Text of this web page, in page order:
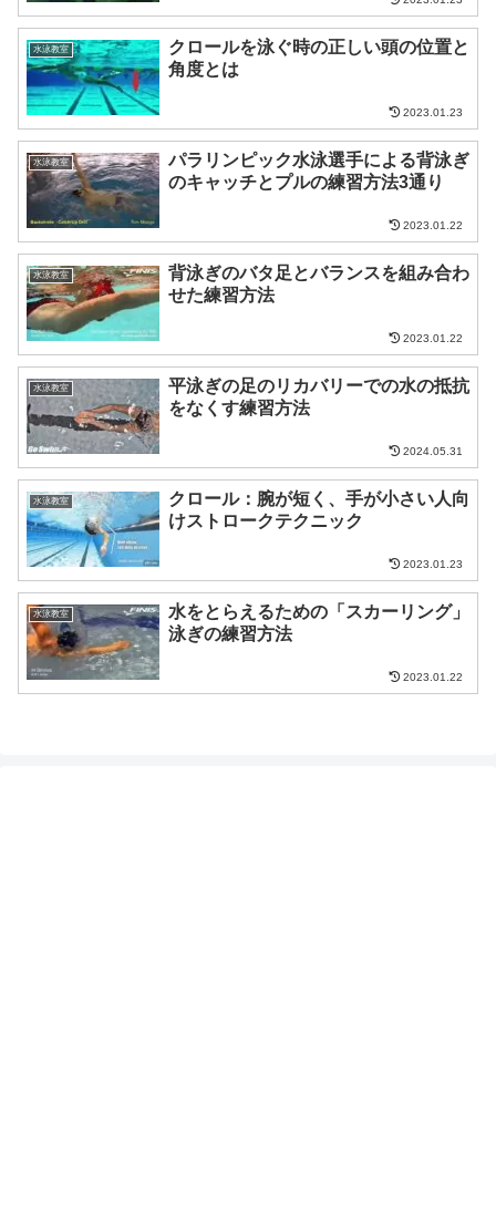
水泳教室
クロールを泳ぐ時の正しい頭の位置と
角度とは
2023.01.23
水泳教室
パラリンピック水泳選手による背泳ぎ
のキャッチとプルの練習方法3通り
2023.01.22
水泳教室
背泳ぎのバタ足とバランスを組み合わ
せた練習方法
2023.01.22
水泳教室
平泳ぎの足のリカバリーでの水の抵抗
をなくす練習方法
2024.05.31
水泳教室
クロール：腕が短く、手が小さい人向
けストロークテクニック
2023.01.23
水泳教室
水をとらえるための「スカーリング」
泳ぎの練習方法
2023.01.22